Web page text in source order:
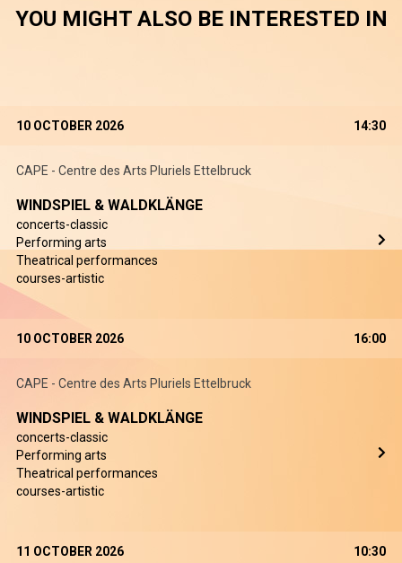
YOU MIGHT ALSO BE INTERESTED IN
10 OCTOBER 2026 14:30
CAPE - Centre des Arts Pluriels Ettelbruck
WINDSPIEL & WALDKLÄNGE
concerts-classic
Performing arts
Theatrical performances
courses-artistic
10 OCTOBER 2026 16:00
CAPE - Centre des Arts Pluriels Ettelbruck
WINDSPIEL & WALDKLÄNGE
concerts-classic
Performing arts
Theatrical performances
courses-artistic
11 OCTOBER 2026 10:30